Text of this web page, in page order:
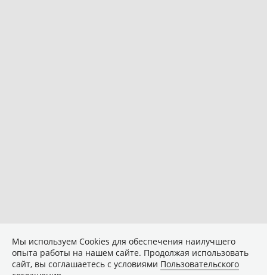
Мы используем Сookies для обеспечения наилучшего
опыта работы на нашем сайте. Продолжая использовать
сайт, вы соглашаетесь с условиями Пользовательского